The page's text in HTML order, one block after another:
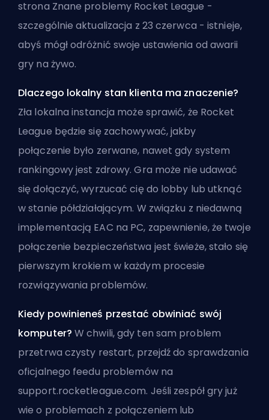
strona Znane problemy Rocket League -
szczególnie aktualizacja z 23 czerwca - istnieje,
abyś mógł odróżnić swoje ustawienia od awarii
gry na żywo.
Dlaczego lokalny stan klienta ma znaczenie?
Zła lokalna instancja może sprawić, że Rocket
League będzie się zachowywać, jakby
połączenie było zerwane, nawet gdy system
rankingowy jest zdrowy. Gra może nie udawać
się dołączyć, wyrzucać cię do lobby lub utknąć
w stanie półdziałającym. W związku z niedawną
implementacją EAC na PC, zapewnienie, że twoje
połączenie bezpieczeństwa jest świeże, stało się
pierwszym krokiem w każdym procesie
rozwiązywania problemów.
Kiedy powinieneś przestać obwiniać swój
komputer? W chwili, gdy ten sam problem
przetrwa czysty restart, przejdź do sprawdzania
oficjalnego feedu problemów na
support.rocketleague.com. Jeśli zespół gry już
wie o problemach z połączeniem lub